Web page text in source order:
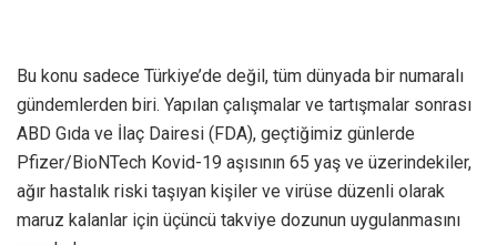
Bu konu sadece Türkiye’de değil, tüm dünyada bir numaralı
gündemlerden biri. Yapılan çalışmalar ve tartışmalar sonrası
ABD Gıda ve İlaç Dairesi (FDA), geçtiğimiz günlerde
Pfizer/BioNTech Kovid-19 aşısının 65 yaş ve üzerindekiler,
ağır hastalık riski taşıyan kişiler ve virüse düzenli olarak
maruz kalanlar için üçüncü takviye dozunun uygulanmasını